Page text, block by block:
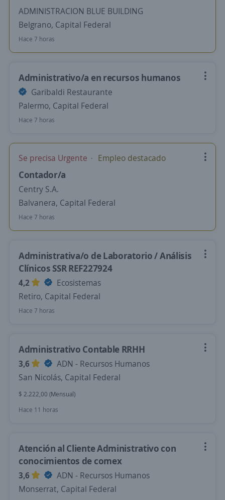
ADMINISTRACION BLUE BUILDING
Belgrano, Capital Federal
Hace 7 horas
Administrativo/a en recursos humanos
Garibaldi Restaurante
Palermo, Capital Federal
Hace 7 horas
Se precisa Urgente Empleo destacado
Contador/a
Centry S.A.
Balvanera, Capital Federal
Hace 7 horas
Administrativa/o de Laboratorio / Análisis
Clínicos SSR REF227924
4,2
Ecosistemas
Retiro, Capital Federal
Hace 7 horas
Administrativo Contable RRHH
3,6
ADN - Recursos Humanos
San Nicolás, Capital Federal
$ 2.222,00 (Mensual)
Hace 11 horas
Atención al Cliente Administrativo con
conocimientos de comex
3,6
ADN - Recursos Humanos
Monserrat, Capital Federal